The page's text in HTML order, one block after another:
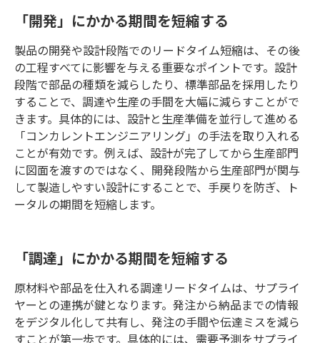
「開発」にかかる期間を短縮する
製品の開発や設計段階でのリードタイム短縮は、その後
の工程すべてに影響を与える重要なポイントです。設計
段階で部品の種類を減らしたり、標準部品を採用したり
することで、調達や生産の手間を大幅に減らすことがで
きます。具体的には、設計と生産準備を並行して進める
「コンカレントエンジニアリング」の手法を取り入れる
ことが有効です。例えば、設計が完了してから生産部門
に図面を渡すのではなく、開発段階から生産部門が関与
して製造しやすい設計にすることで、手戻りを防ぎ、ト
ータルの期間を短縮します。
「調達」にかかる期間を短縮する
原材料や部品を仕入れる調達リードタイムは、サプライ
ヤーとの連携が鍵となります。発注から納品までの情報
をデジタル化して共有し、発注の手間や伝達ミスを減ら
すことが第一歩です。具体的には、需要予測をサプライ